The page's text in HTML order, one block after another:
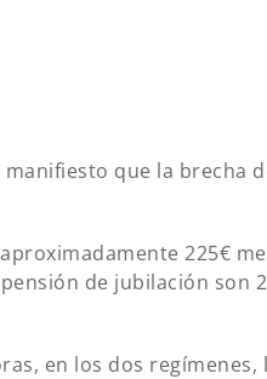
que la brecha
225€
de jubilación son
en los dos regímenes,